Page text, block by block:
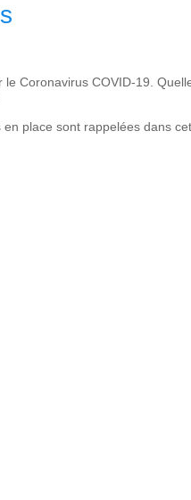
le Coronavirus COVID-19.
place sont rappelées dans